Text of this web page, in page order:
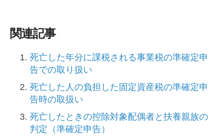
関連記事
死亡した年分に課税される事業税の準確定申
告での取り扱い
死亡した人の負担した固定資産税の準確定申
告時の取扱い
死亡したときの控除対象配偶者と扶養親族の
判定（準確定申告）